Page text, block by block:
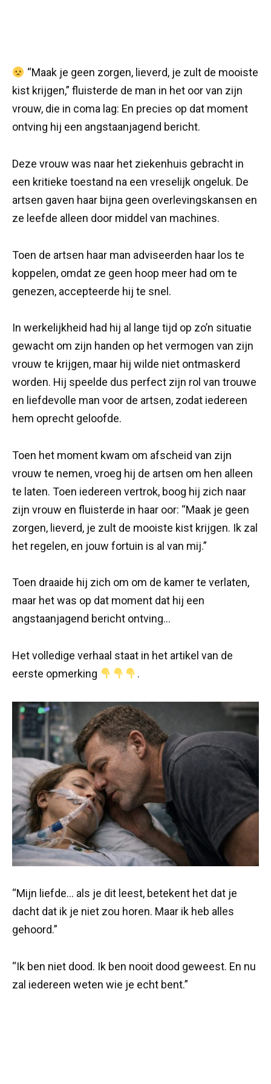
“Maak je geen zorgen, lieverd, je zult de mooiste
kist krijgen,” fluisterde de man in het oor van zijn
vrouw, die in coma lag: En precies op dat moment
ontving hij een angstaanjagend bericht.
Deze vrouw was naar het ziekenhuis gebracht in
een kritieke toestand na een vreselijk ongeluk. De
artsen gaven haar bijna geen overlevingskansen en
ze leefde alleen door middel van machines.
Toen de artsen haar man adviseerden haar los te
koppelen, omdat ze geen hoop meer had om te
genezen, accepteerde hij te snel.
In werkelijkheid had hij al lange tijd op zo’n situatie
gewacht om zijn handen op het vermogen van zijn
vrouw te krijgen, maar hij wilde niet ontmaskerd
worden. Hij speelde dus perfect zijn rol van trouwe
en liefdevolle man voor de artsen, zodat iedereen
hem oprecht geloofde.
Toen het moment kwam om afscheid van zijn
vrouw te nemen, vroeg hij de artsen om hen alleen
te laten. Toen iedereen vertrok, boog hij zich naar
zijn vrouw en fluisterde in haar oor: “Maak je geen
zorgen, lieverd, je zult de mooiste kist krijgen. Ik zal
het regelen, en jouw fortuin is al van mij.”
Toen draaide hij zich om om de kamer te verlaten,
maar het was op dat moment dat hij een
angstaanjagend bericht ontving…
Het volledige verhaal staat in het artikel van de
eerste opmerking
.
“Mijn liefde… als je dit leest, betekent het dat je
dacht dat ik je niet zou horen. Maar ik heb alles
gehoord.”
“Ik ben niet dood. Ik ben nooit dood geweest. En nu
zal iedereen weten wie je echt bent.”